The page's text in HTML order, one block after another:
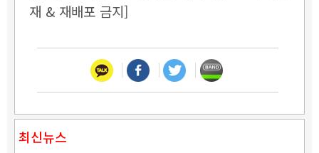
재 & 재배포 금지]
최신뉴스